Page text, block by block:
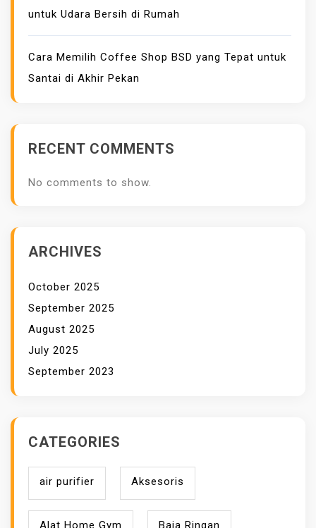
untuk Udara Bersih di Rumah
Cara Memilih Coffee Shop BSD yang Tepat untuk
Santai di Akhir Pekan
RECENT COMMENTS
No comments to show.
ARCHIVES
October 2025
September 2025
August 2025
July 2025
September 2023
CATEGORIES
air purifier Aksesoris
Alat Home Gym Baja Ringan